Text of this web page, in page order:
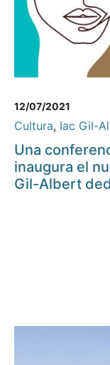
12/07/2021
Cultura, Iac Gil-
Una
inaugura el
Gil-Albert